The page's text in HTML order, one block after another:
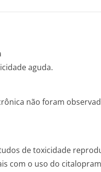
aguda.
não foram
de toxicidade
com o uso do